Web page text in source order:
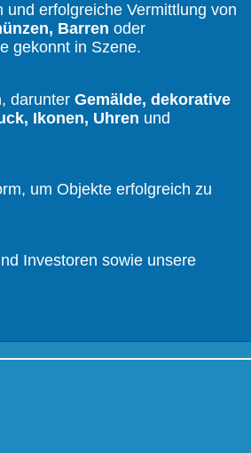
erfolgreiche Vermittlung von
Barren oder
gekonnt in Szene.
, darunter Gemälde, dekorative
Ikonen, Uhren und
um Objekte erfolgreich zu
Investoren sowie unsere